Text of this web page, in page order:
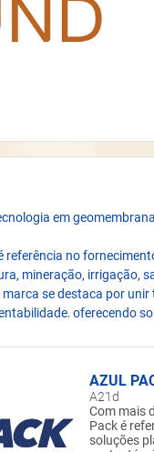
em
referência no
mineração, irrigação,
se destaca por
oferecendo
estratégicas, a
em 7 camadas –
e excelente
críticas, como
mineração.
AZUL
A21d
Com mais
Pack é
soluções